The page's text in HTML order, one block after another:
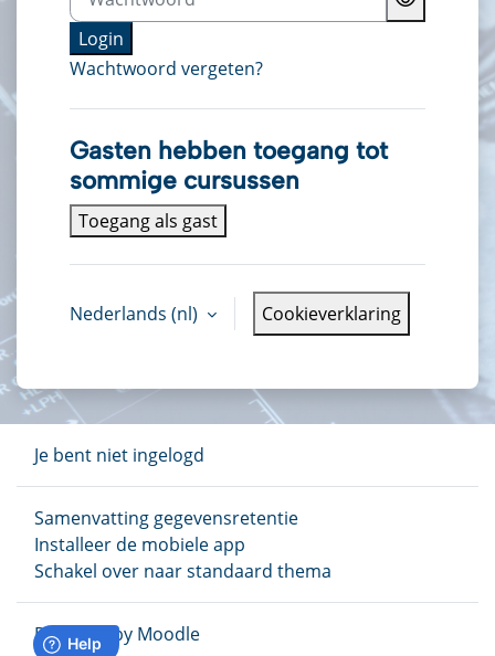
Login
Wachtwoord vergeten?
Gasten hebben toegang tot
sommige cursussen
Toegang als gast
Nederlands ‎(nl)‎ Cookieverklaring
Je bent niet ingelogd
Samenvatting gegevensretentie
Installeer de mobiele app
Schakel over naar standaard thema
Powered by Moodle